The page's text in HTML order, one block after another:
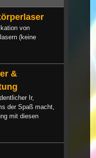
von
(keine
&
Ir,
der Spaß macht,
mit diesen